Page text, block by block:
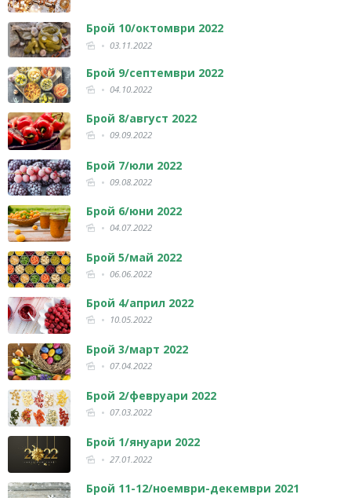
Брой 10/октомври 2022
03.11.2022
Брой 9/септември 2022
04.10.2022
Брой 8/август 2022
09.09.2022
Брой 7/юли 2022
09.08.2022
Брой 6/юни 2022
04.07.2022
Брой 5/май 2022
06.06.2022
Брой 4/април 2022
10.05.2022
Брой 3/март 2022
07.04.2022
Брой 2/февруари 2022
07.03.2022
Брой 1/януари 2022
27.01.2022
Брой 11-12/ноември-декември 2021